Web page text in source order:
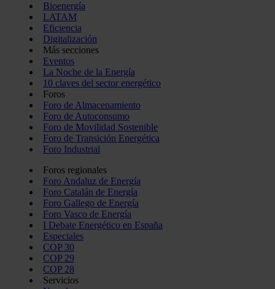
Bioenergía
LATAM
Eficiencia
Digitalización
Más secciones
Eventos
La Noche de la Energía
10 claves del sector energético
Foros
Foro de Almacenamiento
Foro de Autoconsumo
Foro de Movilidad Sostenible
Foro de Transición Energética
Foro Industrial
Foros regionales
Foro Andaluz de Energía
Foro Catalán de Energía
Foro Gallego de Energía
Foro Vasco de Energía
I Debate Energético en España
Especiales
COP 30
COP 29
COP 28
Servicios